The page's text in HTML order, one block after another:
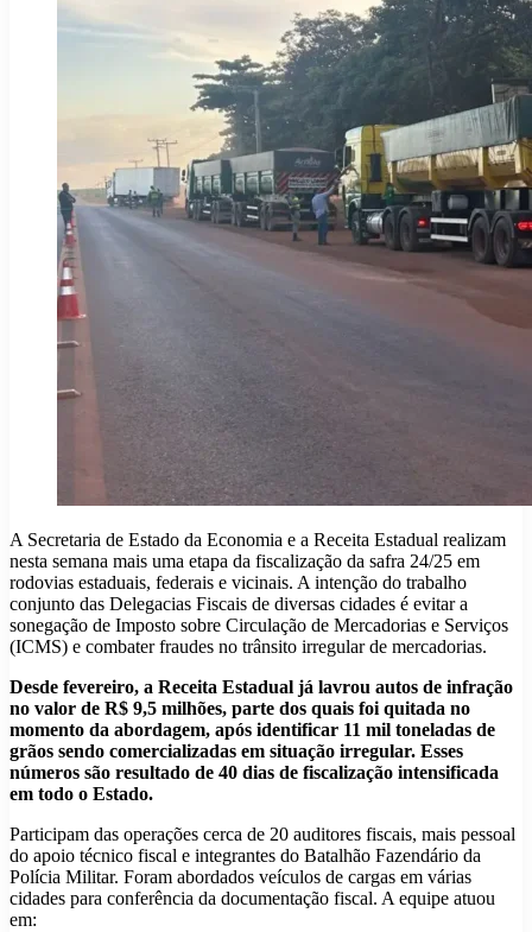
A Secretaria de Estado da Economia e a Receita Estadual realizam
nesta semana mais uma etapa da fiscalização da safra 24/25 em
rodovias estaduais, federais e vicinais. A intenção do trabalho
conjunto das Delegacias Fiscais de diversas cidades é evitar a
sonegação de Imposto sobre Circulação de Mercadorias e Serviços
(ICMS) e combater fraudes no trânsito irregular de mercadorias.
Desde fevereiro, a Receita Estadual já lavrou autos de infração
no valor de R$ 9,5 milhões, parte dos quais foi quitada no
momento da abordagem, após identificar 11 mil toneladas de
grãos sendo comercializadas em situação irregular. Esses
números são resultado de 40 dias de fiscalização intensificada
em todo o Estado.
Participam das operações cerca de 20 auditores fiscais, mais pessoal
do apoio técnico fiscal e integrantes do Batalhão Fazendário da
Polícia Militar. Foram abordados veículos de cargas em várias
cidades para conferência da documentação fiscal. A equipe atuou
em: